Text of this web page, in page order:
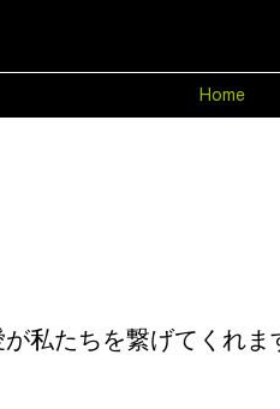
Home
私たちを繋げてくれま